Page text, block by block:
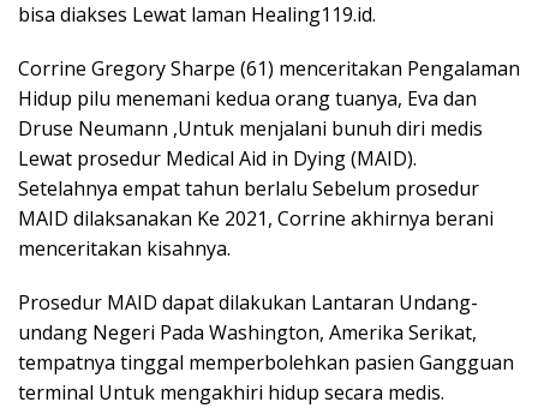
bisa diakses Lewat laman Healing119.id.
Corrine Gregory Sharpe (61) menceritakan Pengalaman
Hidup pilu menemani kedua orang tuanya, Eva dan
Druse Neumann ,Untuk menjalani bunuh diri medis
Lewat prosedur Medical Aid in Dying (MAID).
Setelahnya empat tahun berlalu Sebelum prosedur
MAID dilaksanakan Ke 2021, Corrine akhirnya berani
menceritakan kisahnya.
Prosedur MAID dapat dilakukan Lantaran Undang-
undang Negeri Pada Washington, Amerika Serikat,
tempatnya tinggal memperbolehkan pasien Gangguan
terminal Untuk mengakhiri hidup secara medis.